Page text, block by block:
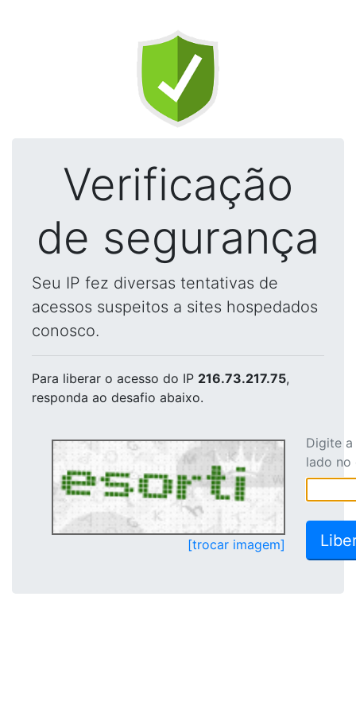
Verificação
de segurança
Seu IP fez diversas tentativas de
acessos suspeitos a sites hospedados
conosco.
Para liberar o acesso do IP 216.73.217.75,
responda ao desafio abaixo.
[trocar imagem]
Digite
lado no